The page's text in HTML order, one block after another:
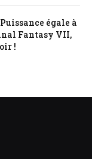
égale à
Fantasy VII,
!